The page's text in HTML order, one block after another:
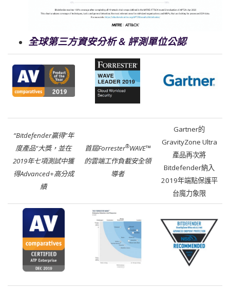
全球第三方資安分析 & 評測單位公認
“Bitdefender贏得”年
度產品“大獎，並在
2019年七項測試中獲
得Advanced+高分成
績
首屆Forrester®WAVE™
的雲端工作負載安全領
導者
Gartner的
GravityZone Ultra
產品再次將
Bitdefender納入
2019年端點保護平
台魔力象限